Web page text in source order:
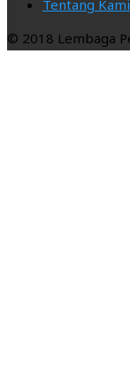
Tentang Kami
© 2018 Lembaga